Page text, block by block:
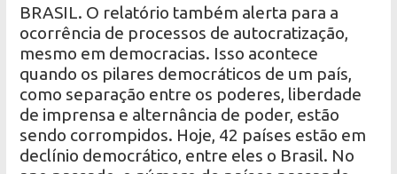
BRASIL. O relatório também alerta para a
ocorrência de processos de autocratização,
mesmo em democracias. Isso acontece
quando os pilares democráticos de um país,
como separação entre os poderes, liberdade
de imprensa e alternância de poder, estão
sendo corrompidos. Hoje, 42 países estão em
declínio democrático, entre eles o Brasil. No